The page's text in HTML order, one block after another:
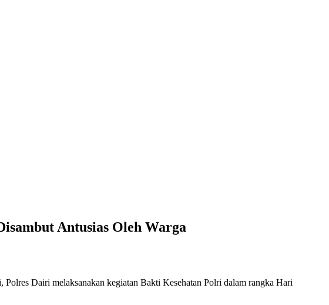
Antusias Oleh Warga
Polres Dairi melaksanakan kegiatan Bakti Kesehatan Polri dalam rangka Hari